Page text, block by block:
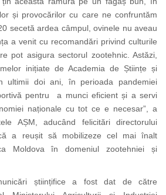
și provocărilor cu care ne confruntăm
secetă ardea câmpul, ovinele nu aveau
a venit cu recomandări privind culturile
pot asigura sectorul zootehnic. Astăzi,
inițiate de Academia de Științe și
ultimii doi ani, în perioada pandemiei
pentru a munci eficient și a servi
naționale cu tot ce e necesar”, a
AȘM, aducând felicitări directorului
a reușit să mobilizeze cel mai înalt
Moldova în domeniul zootehniei și
științifice a fost dat de către